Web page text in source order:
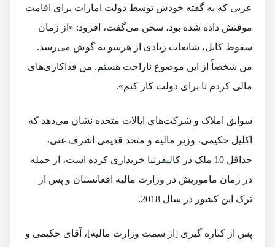
عربی که به گفته خودش توسط دولت امارات برای اقامت
موقتش داده شده بود، سخن می‌گفت، افزود: «از زمان
سقوط کابل، شایعات زیادی از هرسو به گوش می‌رسد.
من شخصاً از این موضوع ناراحت هستم. من فداکاری‌های
مالی کردم تا برای دولت کار کنم».
سوابق املاک و شرکت‌های ایالات متحده نشان می‌دهد که
اکلیل حکیمی، وزیر مالیه و متحد قدیمی اشرف غنی،
حداقل 10 ملک در کالیفرنیا خریداری کرده است، از جمله
در زمان ماموریش در وزارت مالیه افغانستان و پس از
ترک این کشور در سال 2018.
پس از کناره گیری [از سمت وزارت مالیه]، آقای حکیمی و